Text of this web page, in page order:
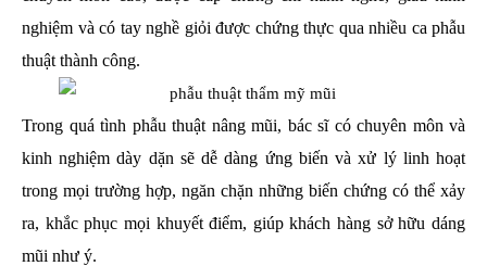
nghiệm và có tay nghề giỏi được chứng thực qua nhiều ca phẫu
thuật thành công.
Trong quá tình phẫu thuật nâng mũi, bác sĩ có chuyên môn và
kinh nghiệm dày dặn sẽ dễ dàng ứng biến và xử lý linh hoạt
trong mọi trường hợp, ngăn chặn những biến chứng có thể xảy
ra, khắc phục mọi khuyết điểm, giúp khách hàng sở hữu dáng
mũi như ý.